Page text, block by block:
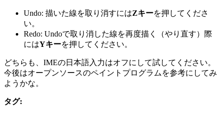
Undo: 描いた線を取り消すにはZキーを押してくださ
い。
Redo: Undoで取り消した線を再度描く（やり直す）際
にはYキーを押してください。
どちらも、IMEの日本語入力はオフにして試してください。
今後はオープンソースのペイントプログラムを参考にしてみ
ようかな。
タグ: